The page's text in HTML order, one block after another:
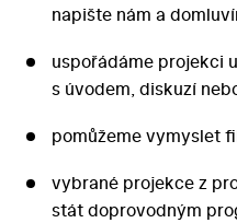
napište nám a
uspořádáme projekci
s úvodem, diskuzí
pomůžeme vymyslet
vybrané projekce z
stát doprovodným